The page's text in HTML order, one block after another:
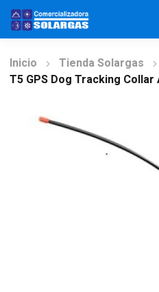
Inicio Tienda Solargas
T5 GPS Dog Tracking